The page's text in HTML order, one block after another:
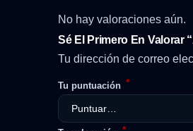
No hay valoraciones aún.
Sé El Primero En Valorar
Tu dirección de correo
Tu puntuación *